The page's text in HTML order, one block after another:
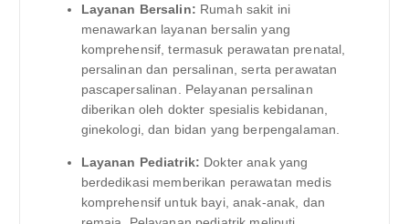
Layanan Bersalin: Rumah sakit ini
menawarkan layanan bersalin yang
komprehensif, termasuk perawatan prenatal,
persalinan dan persalinan, serta perawatan
pascapersalinan. Pelayanan persalinan
diberikan oleh dokter spesialis kebidanan,
ginekologi, dan bidan yang berpengalaman.
Layanan Pediatrik: Dokter anak yang
berdedikasi memberikan perawatan medis
komprehensif untuk bayi, anak-anak, dan